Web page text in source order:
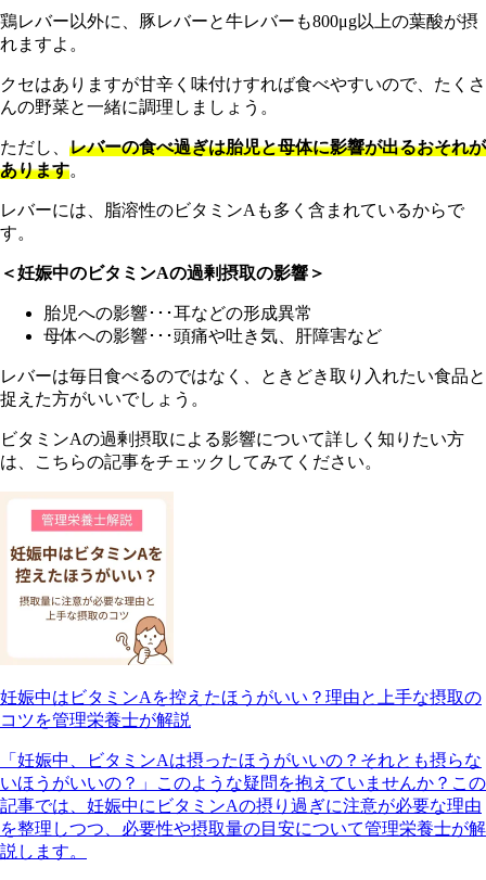
鶏レバー以外に、豚レバーと牛レバーも800μg以上の葉酸が摂
れますよ。
クセはありますが甘辛く味付けすれば食べやすいので、たくさ
んの野菜と一緒に調理しましょう。
ただし、 レバーの食べ過ぎは胎児と母体に影響が出るおそれが
あります。
レバーには、脂溶性のビタミンAも多く含まれているからで
す。
＜妊娠中のビタミンAの過剰摂取の影響＞
胎児への影響･･･耳などの形成異常
母体への影響･･･頭痛や吐き気、肝障害など
レバーは毎日食べるのではなく、ときどき取り入れたい食品と
捉えた方がいいでしょう。
ビタミンAの過剰摂取による影響について詳しく知りたい方
は、こちらの記事をチェックしてみてください。
妊娠中はビタミンAを控えたほうがいい？理由と上手な摂取の
コツを管理栄養士が解説
「妊娠中、ビタミンAは摂ったほうがいいの？それとも摂らな
いほうがいいの？」このような疑問を抱えていませんか？この
記事では、妊娠中にビタミンAの摂り過ぎに注意が必要な理由
を整理しつつ、必要性や摂取量の目安について管理栄養士が解
説します。